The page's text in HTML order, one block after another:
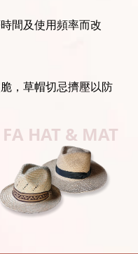
間及使用頻率而改
，草帽切忌擠壓以防
HAT & MAT